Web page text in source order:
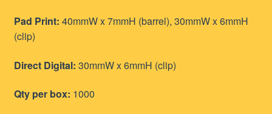
Pad Print: 40mmW x 7mmH (barrel), 30mmW x 6mmH
(clip)
Direct Digital: 30mmW x 6mmH (clip)
Qty per box: 1000